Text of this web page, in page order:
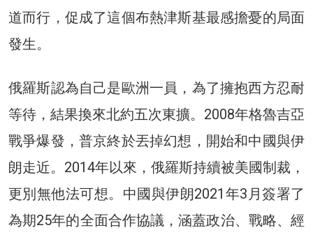
道而行，促成了這個布熱津斯基最感擔憂的局面
發生。
俄羅斯認為自己是歐洲一員，為了擁抱西方忍耐
等待，結果換來北約五次東擴。2008年格魯吉亞
戰爭爆發，普京終於丟掉幻想，開始和中國與伊
朗走近。2014年以來，俄羅斯持續被美國制裁，
更別無他法可想。中國與伊朗2021年3月簽署了
為期25年的全面合作協議，涵蓋政治、戰略、經